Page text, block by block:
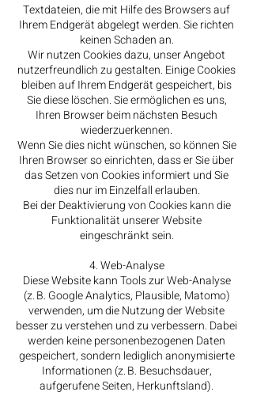
Textdateien, die mit Hilfe des Browsers auf
Ihrem Endgerät abgelegt werden. Sie richten
keinen Schaden an.
Wir nutzen Cookies dazu, unser Angebot
nutzerfreundlich zu gestalten. Einige Cookies
bleiben auf Ihrem Endgerät gespeichert, bis
Sie diese löschen. Sie ermöglichen es uns,
Ihren Browser beim nächsten Besuch
wiederzuerkennen.
Wenn Sie dies nicht wünschen, so können Sie
Ihren Browser so einrichten, dass er Sie über
das Setzen von Cookies informiert und Sie
dies nur im Einzelfall erlauben.
Bei der Deaktivierung von Cookies kann die
Funktionalität unserer Website
eingeschränkt sein.
4. Web-Analyse
Diese Website kann Tools zur Web-Analyse
(z. B. Google Analytics, Plausible, Matomo)
verwenden, um die Nutzung der Website
besser zu verstehen und zu verbessern. Dabei
werden keine personenbezogenen Daten
gespeichert, sondern lediglich anonymisierte
Informationen (z. B. Besuchsdauer,
aufgerufene Seiten, Herkunftsland).